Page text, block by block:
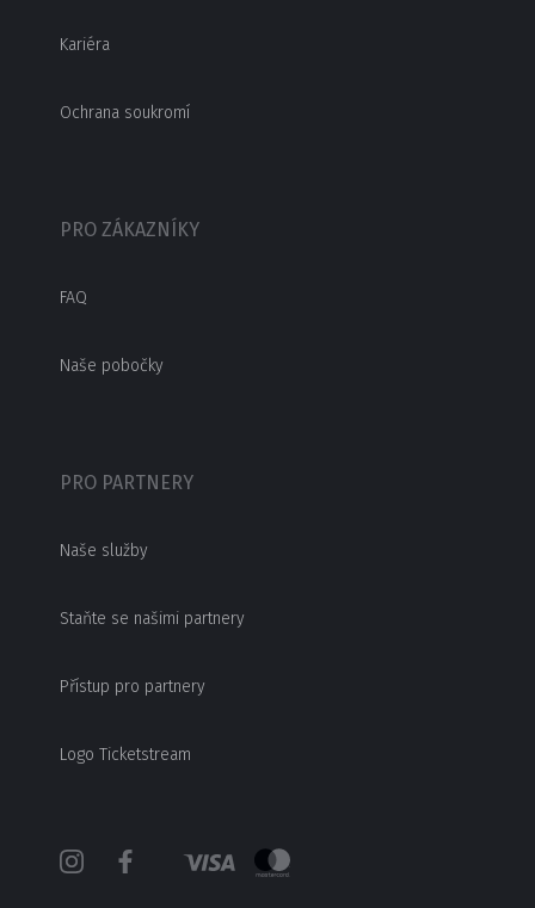
Kariéra
Ochrana soukromí
PRO ZÁKAZNÍKY
FAQ
Naše pobočky
PRO PARTNERY
Naše služby
Staňte se našimi partnery
Přístup pro partnery
Logo Ticketstream